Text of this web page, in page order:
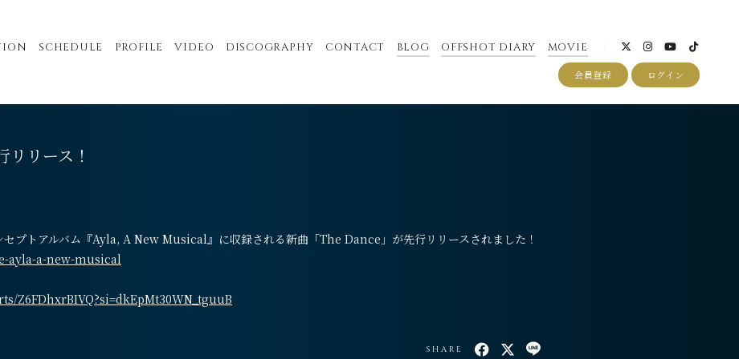
SCHEDULE PROFILE VIDEO DISCOGRAPHY CONTACT BLOG OFFSHOT DIARY MOVIE
会員登録 ログイン
リリース！
セプトアルバム『Ayla, A New Musical』に収録される新曲「The Dance」が先行リリースされました！
ayla-a-new-musical
Z6FDhxrBIVQ?si=dkEpMt30WN_tguuB
SHARE